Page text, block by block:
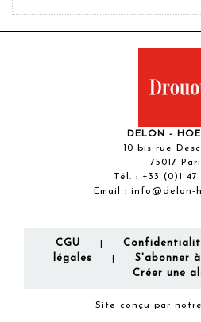
DELON -
10 bis rue
75017
Tél. : +33 (0)1 47
Email : info@delon-
CGU
légales
S'abonner
Créer une
Site conçu par